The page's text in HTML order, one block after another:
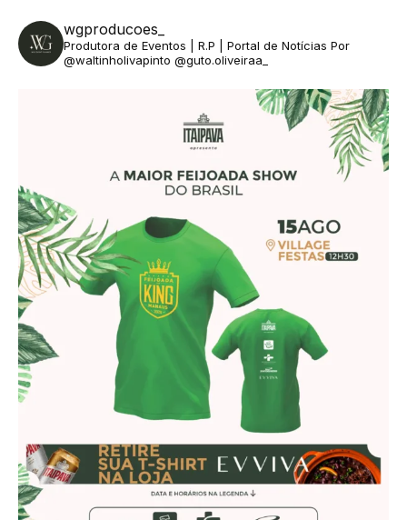
wgproducoes_
Produtora de Eventos | R.P | Portal de Notícias Por
@waltinholivapinto @guto.oliveiraa_